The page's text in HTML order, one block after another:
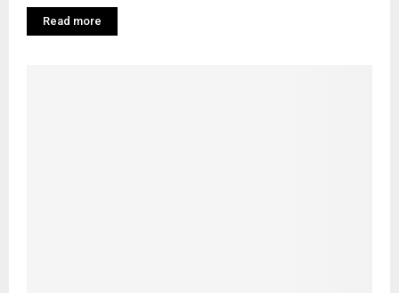
Read more